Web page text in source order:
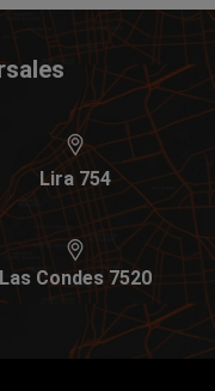
Lira 754
Las Condes 7520